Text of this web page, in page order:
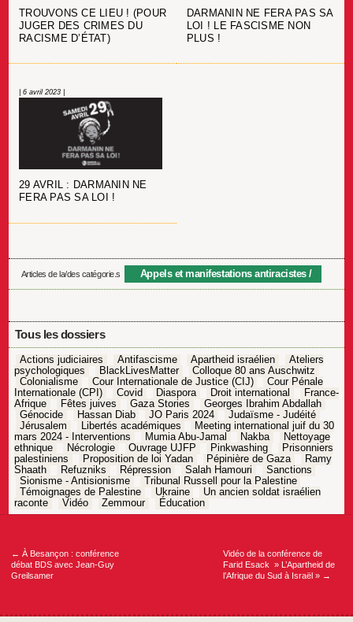
TROUVONS CE LIEU ! (POUR
JUGER DES CRIMES DU
RACISME D’ÉTAT)
DARMANIN NE FERA PAS SA
LOI ! LE FASCISME NON
PLUS !
| 6 avril 2023 |
29 AVRIL : DARMANIN NE
FERA PAS SA LOI !
Articles de la/des catégorie.s Appels et manifestations antiracistes
Tous les dossiers
Actions judiciaires Antifascisme Apartheid israélien
Ateliers
psychologiques
BlackLivesMatter
Colloque 80 ans Auschwitz
Colonialisme
Cour Internationale de Justice (CIJ)
Cour Pénale
Internationale (CPI)
Covid Diaspora Droit international
France-
Afrique
Fêtes juives Gaza Stories
Georges Ibrahim Abdallah
Génocide
Hassan Diab JO Paris 2024
Judaïsme - Judéité
Jérusalem
Libertés académiques
Meeting international juif du 30
mars 2024 - Interventions
Mumia Abu-Jamal Nakba
Nettoyage
ethnique
Nécrologie Ouvrage UJFP Pinkwashing
Prisonniers
palestiniens
Proposition de loi Yadan Pépinière de Gaza
Ramy
Shaath
Refuzniks Répression Salah Hamouri
Sanctions
Sionisme - Antisionisme
Tribunal Russell pour la Palestine
Témoignages de Palestine
Ukraine
Un ancien soldat israélien
raconte
Vidéo Zemmour Éducation
Navigation
← À Besançon : conférence
débat BDS avec Jean-Guy
Greilsamer
Vidéo de la conférence de
Farid Esack » L’Apartheid de
l’Afrique du Sud à Israël » →